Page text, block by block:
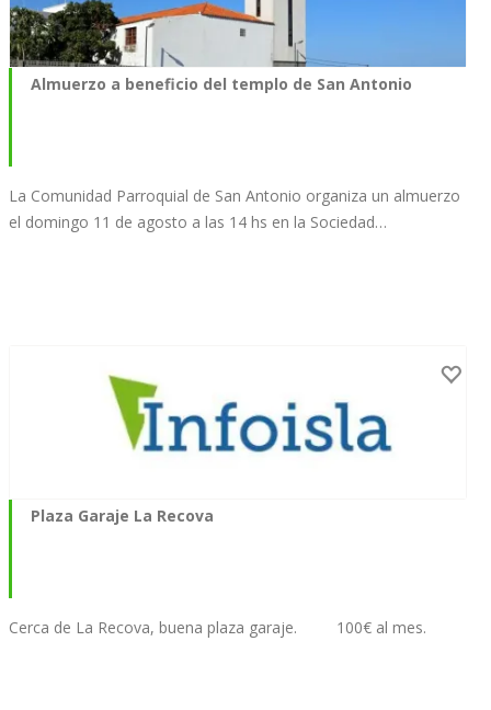
Almuerzo a beneficio del templo de San Antonio
La Comunidad Parroquial de San Antonio organiza un almuerzo
el domingo 11 de agosto a las 14 hs en la Sociedad…
Plaza Garaje La Recova
Cerca de La Recova, buena plaza garaje. 100€ al mes.